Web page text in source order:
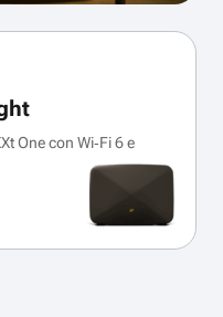
One con Wi‑Fi 6 e